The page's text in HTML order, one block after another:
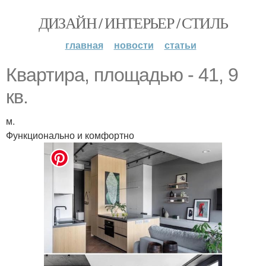
ДИЗАЙН / ИНТЕРЬЕР / СТИЛЬ
главная новости статьи
Квартира, площадью - 41, 9
кв.
м.
Функционально и комфортно